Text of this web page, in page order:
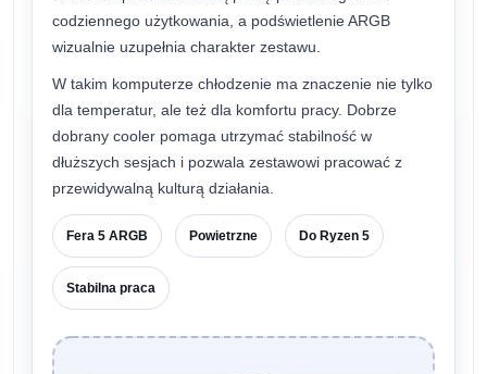
codziennego użytkowania, a podświetlenie ARGB
wizualnie uzupełnia charakter zestawu.
W takim komputerze chłodzenie ma znaczenie nie tylko
dla temperatur, ale też dla komfortu pracy. Dobrze
dobrany cooler pomaga utrzymać stabilność w
dłuższych sesjach i pozwala zestawowi pracować z
przewidywalną kulturą działania.
Fera 5 ARGB Powietrzne Do Ryzen 5
Stabilna praca